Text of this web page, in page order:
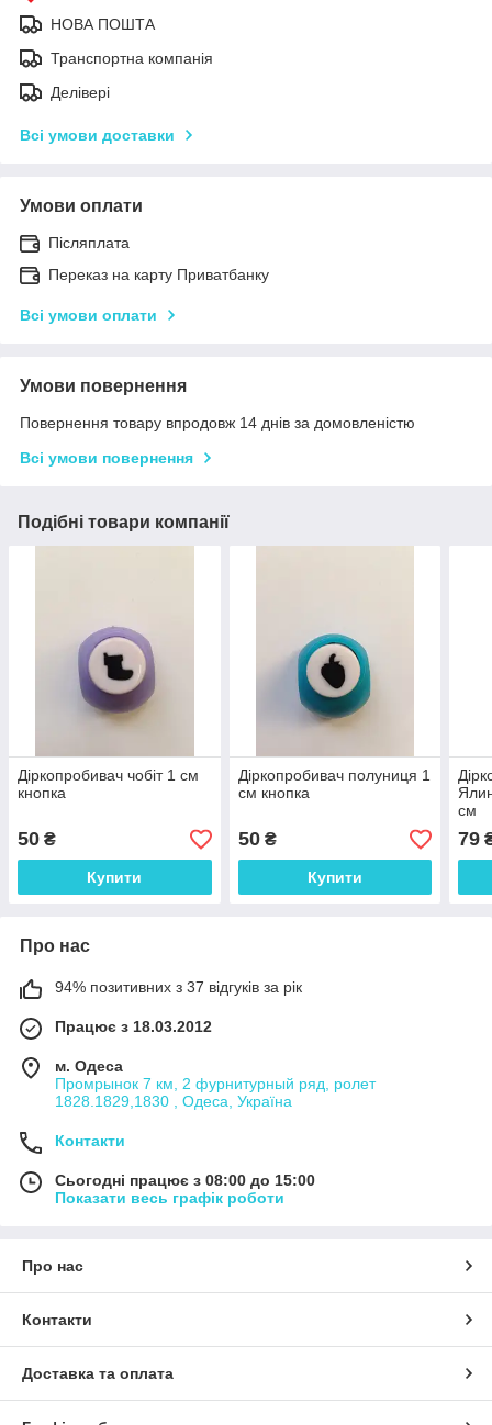
НОВА ПОШТА
Транспортна компанія
Делівері
Всі умови доставки
Умови оплати
Післяплата
Переказ на карту Приватбанку
Всі умови оплати
Умови повернення
Повернення товару впродовж 14 днів за домовленістю
Всі умови повернення
Подібні товари компанії
Діркопробивач чобіт 1 см
кнопка
50 ₴
Купити
Діркопробивач полуниця 1
см кнопка
50₴
Купити
см
79
Про нас
94% позитивних з 37 відгуків за рік
Працює з 18.03.2012
м. Одеса
Промрынок 7 км, 2 фурнитурный ряд, ролет
1828.1829,1830 , Одеса, Україна
Контакти
Сьогодні працює з 08:00 до 15:00
Показати весь графік роботи
Про нас
Контакти
Доставка та оплата